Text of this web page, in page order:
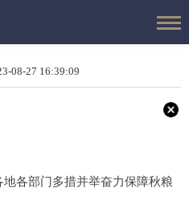
08-27 16:39:09
各部门多措并举奋力保障秋粮